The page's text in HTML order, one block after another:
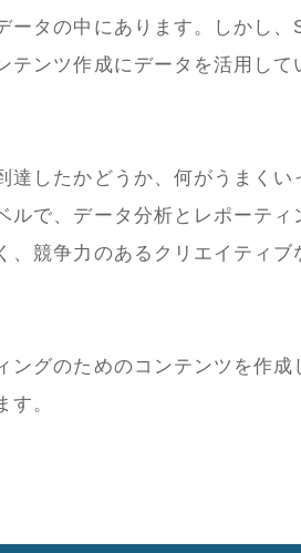
ータの中にあります。しかし
テンツ作成にデータを活用して
達したかどうか、何がうまくい
ルで、データ分析とレポーティ
、競争力のあるクリエイティブ
ングのためのコンテンツを作成
す。